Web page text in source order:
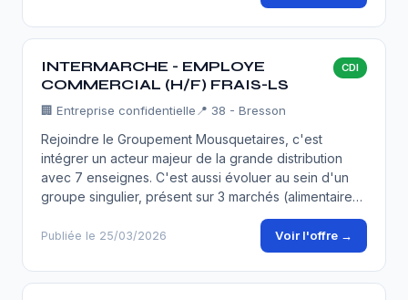
INTERMARCHE - EMPLOYE
COMMERCIAL (H/F) FRAIS-LS
CDI
🏢 Entreprise confidentielle 📍 38 - Bresson
Rejoindre le Groupement Mousquetaires, c'est
intégrer un acteur majeur de la grande distribution
avec 7 enseignes. C'est aussi évoluer au sein d'un
groupe singulier, présent sur 3 marchés (alimentaire…
Publiée le 25/03/2026 Voir l'offre →